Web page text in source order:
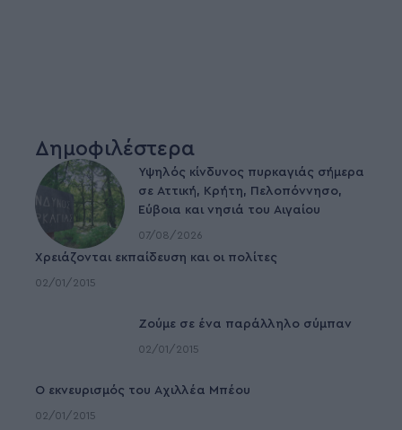
Δημοφιλέστερα
Υψηλός κίνδυνος πυρκαγιάς σήμερα
σε Αττική, Κρήτη, Πελοπόννησο,
Εύβοια και νησιά του Αιγαίου
07/08/2026
Χρειάζονται εκπαίδευση και οι πολίτες
02/01/2015
Ζούμε σε ένα παράλληλο σύμπαν
02/01/2015
Ο εκνευρισμός του Αχιλλέα Μπέου
02/01/2015